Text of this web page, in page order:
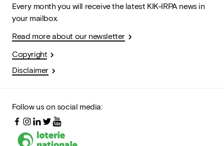
Every month you will receive the latest KIK-IRPA news in
your mailbox.
Read more about our newsletter
Copyright
Disclaimer
Follow us on social media: